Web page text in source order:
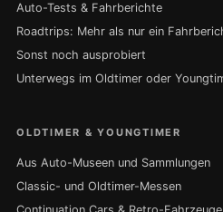
Auto-Tests & Fahrberichte
Roadtrips: Mehr als nur ein
Sonst noch ausprobiert
Unterwegs im Oldtimer oder
OLDTIMER & YOUNGTIMER
Aus Auto-Museen und Sammlungen
Classic- und Oldtimer-Messen